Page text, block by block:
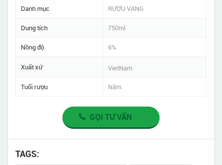
Danh mục RƯỢU VANG
Dung tích 750ml
Nồng độ 6%
Xuất xứ VietNam
Tuổi rượu Năm
GỌI TƯ VẤN
TAGS: